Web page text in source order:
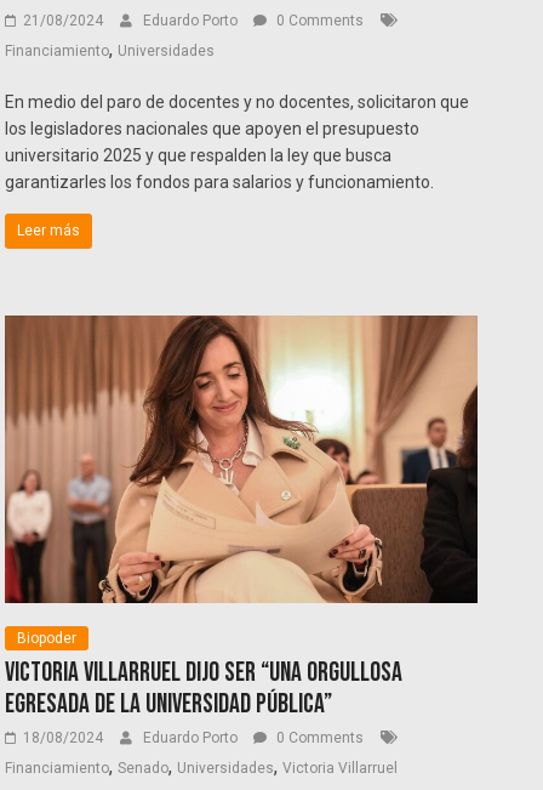
21/08/2024 Eduardo Porto
0 Comments
Financiamiento, Universidades
En medio del paro de docentes y no docentes, solicitaron que
los legisladores nacionales que apoyen el presupuesto
universitario 2025 y que respalden la ley que busca
garantizarles los fondos para salarios y funcionamiento.
Leer más
Biopoder
Victoria Villarruel dijo ser “una orgullosa
egresada de la universidad pública”
18/08/2024 Eduardo Porto
0 Comments
Financiamiento,Senado, Universidades,Victoria Villarruel